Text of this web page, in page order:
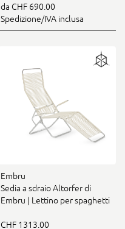
da CHF 690.00
Spedizione/IVA inclusa
Embru
Sedia a sdraio Altorfer di
Embru | Lettino per spaghetti
CHF 1313.00